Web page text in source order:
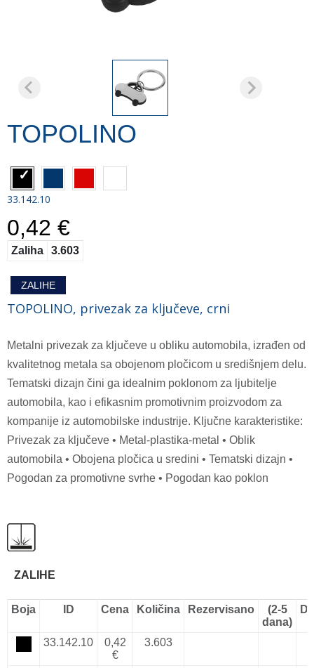
TOPOLINO
33.142.10
0,42 €
Zaliha 3.603
ZALIHE
TOPOLINO, privezak za ključeve, crni
Metalni privezak za ključeve u obliku automobila, izrađen od
kvalitetnog metala sa obojenom pločicom u središnjem delu.
Tematski dizajn čini ga idealnim poklonom za ljubitelje
automobila, kao i efikasnim promotivnim proizvodom za
kompanije iz automobilske industrije. Ključne karakteristike:
Privezak za ključeve • Metal-plastika-metal • Oblik
automobila • Obojena pločica u sredini • Tematski dizajn •
Pogodan za promotivne svrhe • Pogodan kao poklon
ZALIHE
Boja ID Cena Količina Rezervisano
(2-5
dana)
33.142.10
0,42
€
3.603